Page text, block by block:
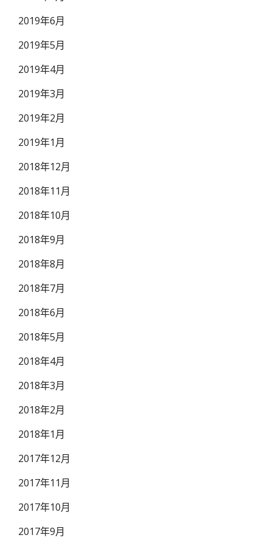
2019年6月
2019年5月
2019年4月
2019年3月
2019年2月
2019年1月
2018年12月
2018年11月
2018年10月
2018年9月
2018年8月
2018年7月
2018年6月
2018年5月
2018年4月
2018年3月
2018年2月
2018年1月
2017年12月
2017年11月
2017年10月
2017年9月